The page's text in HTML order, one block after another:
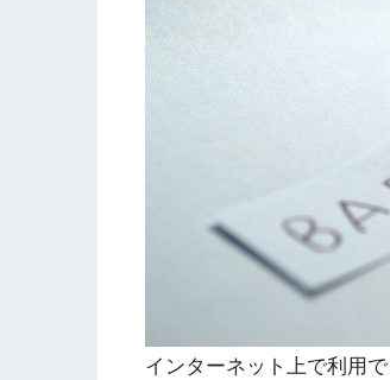
インターネット上で利用